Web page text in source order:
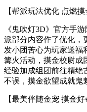
【帮派玩法优化 点燃摸
《鬼吹灯3D》官方手
派部分内容作了优化，
发小团苦心为玩家送福
篝火活动，摸金校尉成
经验加成组团前往精绝
不误，摸金欲望成就鬼
【最美伴随金宠 摸金好